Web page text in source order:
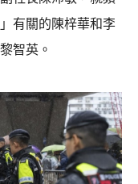
有關的陳梓華和李
智英。